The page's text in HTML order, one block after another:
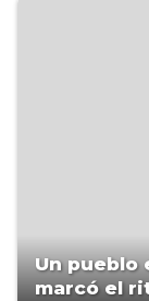
Un pueblo
marcó el